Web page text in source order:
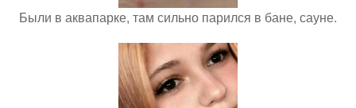
Были в аквапарке, там сильно парился в бане, сауне.